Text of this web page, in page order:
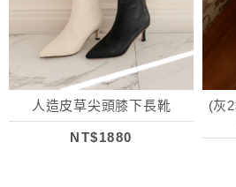
人造皮草尖頭膝下長靴
NT$1880
(灰